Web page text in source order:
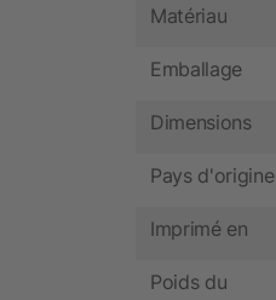
Matériau
Emballage
Dimensions
Pays d'origine
Imprimé en
Poids du